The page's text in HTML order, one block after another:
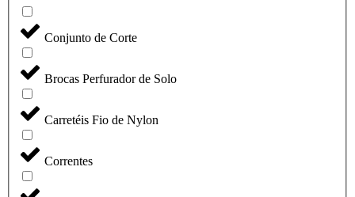
Conjunto de Corte
Brocas Perfurador de Solo
Carretéis Fio de Nylon
Correntes